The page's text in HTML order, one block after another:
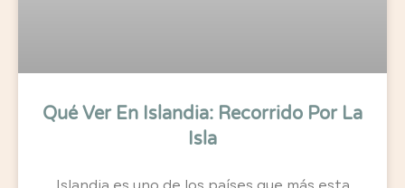
Qué Ver En Islandia: Recorrido Por La
Isla